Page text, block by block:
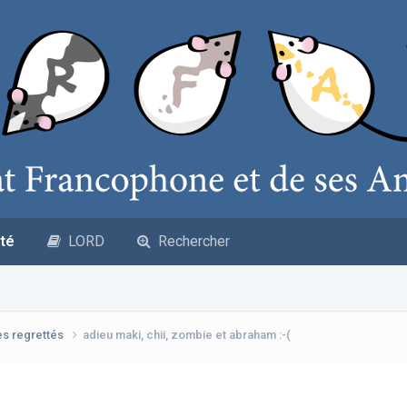
LORD Rechercher
regrettés adieu maki, chii, zombie et abraham :-(